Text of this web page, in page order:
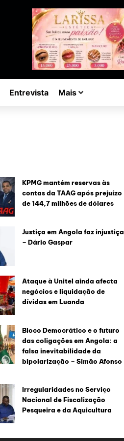
Entrevista Mais
KPMG mantém reservas às
contas da TAAG após prejuízo
de 144,7 milhões de dólares
Justiça em Angola faz injustiça
– Dário Gaspar
Ataque à Unitel ainda afecta
negócios e liquidação de
dívidas em Luanda
Bloco Democrático e o futuro
das coligações em Angola: a
falsa inevitabilidade da
bipolarização – Simão Afonso
Irregularidades no Serviço
Nacional de Fiscalização
Pesqueira e da Aquicultura